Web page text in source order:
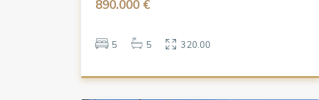
890.000 €
5 5 320.00